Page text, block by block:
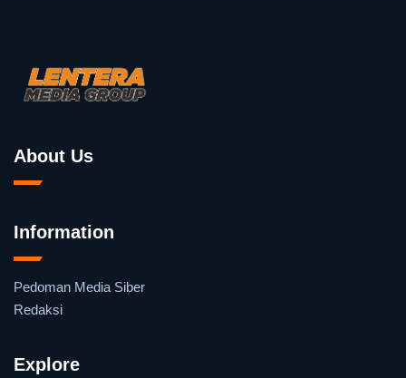
About Us
Information
Pedoman Media Siber
Redaksi
Explore